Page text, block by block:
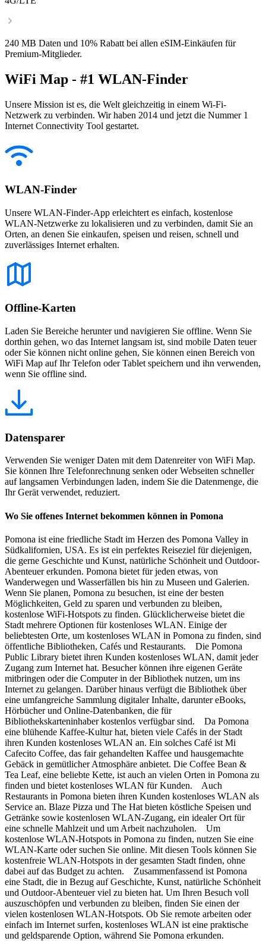
240 MB Daten und 10% Rabatt bei allen eSIM-Einkäufen für
Premium-Mitglieder.
WiFi Map - #1 WLAN-Finder
Unsere Mission ist es, die Welt gleichzeitig in einem Wi-Fi-
Netzwerk zu verbinden. Wir haben 2014 und jetzt die Nummer 1
Internet Connectivity Tool gestartet.
WLAN-Finder
Unsere WLAN-Finder-App erleichtert es einfach, kostenlose
WLAN-Netzwerke zu lokalisieren und zu verbinden, damit Sie an
Orten, an denen Sie einkaufen, speisen und reisen, schnell und
zuverlässiges Internet erhalten.
Offline-Karten
Laden Sie Bereiche herunter und navigieren Sie offline. Wenn Sie
dorthin gehen, wo das Internet langsam ist, sind mobile Daten teuer
oder Sie können nicht online gehen, Sie können einen Bereich von
WiFi Map auf Ihr Telefon oder Tablet speichern und ihn verwenden,
wenn Sie offline sind.
Datensparer
Verwenden Sie weniger Daten mit dem Datenreiter von WiFi Map.
Sie können Ihre Telefonrechnung senken oder Webseiten schneller
auf langsamen Verbindungen laden, indem Sie die Datenmenge, die
Ihr Gerät verwendet, reduziert.
Wo Sie offenes Internet bekommen können in Pomona
Pomona ist eine friedliche Stadt im Herzen des Pomona Valley in
Südkalifornien, USA. Es ist ein perfektes Reiseziel für diejenigen,
die gerne Geschichte und Kunst, natürliche Schönheit und Outdoor-
Abenteuer erkunden. Pomona bietet für jeden etwas, von
Wanderwegen und Wasserfällen bis hin zu Museen und Galerien.
Wenn Sie planen, Pomona zu besuchen, ist eine der besten
Möglichkeiten, Geld zu sparen und verbunden zu bleiben,
kostenlose WiFi-Hotspots zu finden. Glücklicherweise bietet die
Stadt mehrere Optionen für kostenloses WLAN. Einige der
beliebtesten Orte, um kostenloses WLAN in Pomona zu finden, sind
öffentliche Bibliotheken, Cafés und Restaurants. Die Pomona
Public Library bietet ihren Kunden kostenloses WLAN, damit jeder
Zugang zum Internet hat. Besucher können ihre eigenen Geräte
mitbringen oder die Computer in der Bibliothek nutzen, um ins
Internet zu gelangen. Darüber hinaus verfügt die Bibliothek über
eine umfangreiche Sammlung digitaler Inhalte, darunter eBooks,
Hörbücher und Online-Datenbanken, die für
Bibliothekskarteninhaber kostenlos verfügbar sind. Da Pomona
eine blühende Kaffee-Kultur hat, bieten viele Cafés in der Stadt
ihren Kunden kostenloses WLAN an. Ein solches Café ist Mi
Cafecito Coffee, das fair gehandelten Kaffee und hausgemachte
Gebäck in gemütlicher Atmosphäre anbietet. Die Coffee Bean &
Tea Leaf, eine beliebte Kette, ist auch an vielen Orten in Pomona zu
finden und bietet kostenloses WLAN für Kunden. Auch
Restaurants in Pomona bieten ihren Kunden kostenloses WLAN als
Service an. Blaze Pizza und The Hat bieten köstliche Speisen und
Getränke sowie kostenlosen WLAN-Zugang, ein idealer Ort für
eine schnelle Mahlzeit und um Arbeit nachzuholen. Um
kostenlose WLAN-Hotspots in Pomona zu finden, nutzen Sie eine
WLAN-Karte oder suchen Sie online. Mit diesen Tools können Sie
kostenfreie WLAN-Hotspots in der gesamten Stadt finden, ohne
dabei auf das Budget zu achten. Zusammenfassend ist Pomona
eine Stadt, die in Bezug auf Geschichte, Kunst, natürliche Schönheit
und Outdoor-Abenteuer viel zu bieten hat. Um Ihren Besuch voll
auszuschöpfen und verbunden zu bleiben, finden Sie einen der
vielen kostenlosen WLAN-Hotspots. Ob Sie remote arbeiten oder
einfach im Internet surfen, kostenloses WLAN ist eine praktische
und geldsparende Option, während Sie Pomona erkunden.